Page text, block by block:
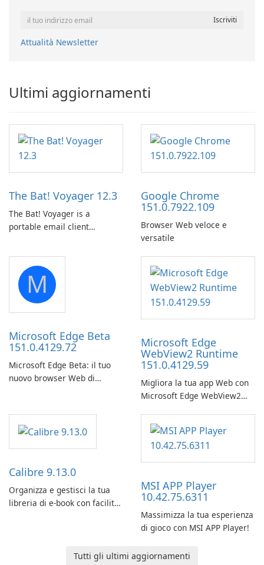
Attualità Newsletter
Ultimi aggiornamenti
The Bat! Voyager 12.3
The Bat! Voyager is a
portable email client
portable media on any
computer running Microsoft
Windows.
Google Chrome
151.0.7922.109
Browser Web veloce e
versatile
M
Microsoft Edge Beta
151.0.4129.72
Microsoft Edge Beta: il tuo
nuovo browser Web di
Microsoft Edge
WebView2 Runtime
151.0.4129.59
Migliora la tua app Web con
Microsoft Edge WebView2
Calibre 9.13.0
Organizza e gestisci la tua
libreria di e-book con facilità
MSI APP Player
10.42.75.6311
Massimizza la tua esperienza
di gioco con MSI APP Player!
Tutti gli ultimi aggiornamenti